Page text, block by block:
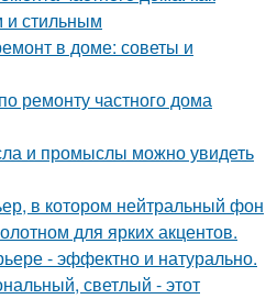
стильным
в доме: советы и
ремонту частного дома
и промыслы можно увидеть
в котором нейтральный фон
для ярких акцентов.
- эффектно и натурально.
светлый - этот